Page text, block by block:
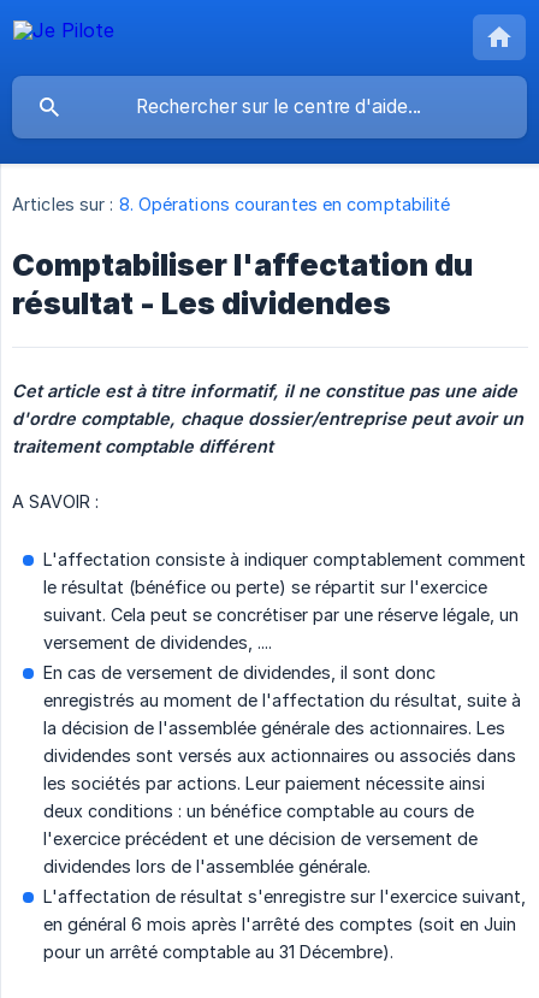
Articles sur : 8. Opérations courantes en comptabilité
Comptabiliser l'affectation du
résultat - Les dividendes
Cet article est à titre informatif, il ne constitue pas une aide
d'ordre comptable, chaque dossier/entreprise peut avoir un
traitement comptable différent
A SAVOIR :
L'affectation consiste à indiquer comptablement comment
le résultat (bénéfice ou perte) se répartit sur l'exercice
suivant. Cela peut se concrétiser par une réserve légale, un
versement de dividendes, ....
En cas de versement de dividendes, il sont donc
enregistrés au moment de l'affectation du résultat, suite à
la décision de l'assemblée générale des actionnaires. Les
dividendes sont versés aux actionnaires ou associés dans
les sociétés par actions. Leur paiement nécessite ainsi
deux conditions : un bénéfice comptable au cours de
l'exercice précédent et une décision de versement de
dividendes lors de l'assemblée générale.
L'affectation de résultat s'enregistre sur l'exercice suivant,
en général 6 mois après l'arrêté des comptes (soit en Juin
pour un arrêté comptable au 31 Décembre).